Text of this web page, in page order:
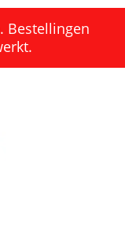
Bestellingen